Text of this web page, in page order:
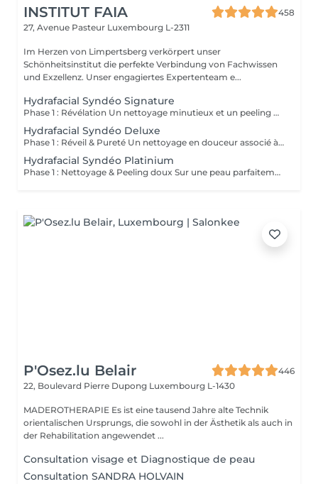
INSTITUT FAIA
458
27, Avenue Pasteur Luxembourg L-2311
Im Herzen von Limpertsberg verkörpert unser
Schönheitsinstitut die perfekte Verbindung von Fachwissen
und Exzellenz. Unser engagiertes Expertenteam e...
Hydrafacial Syndéo Signature
Phase 1 : Révélation Un nettoyage minutieux et un peeling doux libèrent la peau des impuretés, cellules mortes et excès de sébum. La peau respire à nouveau et retrouve sa douceur naturelle. Phase 2 : Purification & Hydratation La technologie brevetée Vortex-Fusion® aspire délicatement les impuretés tout en infusant des actifs hydratants puissants. Les pores sont nettoyés, la peau est fraîche, repulpée et lumineuse. Phase 3 : Régénération & Éclat Des sérums concentrés en antioxydants, peptides et acide hyaluronique réparent, protègent et revitalisent la peau. Le teint s'illumine, la texture s'affine et l'éclat est instantané. Résultat : Une peau nette, hydratée et rayonnante dès la première séance sans irritation, sans temps d'arrêt, simplement sublime.
Hydrafacial Syndéo Deluxe
Phase 1 : Réveil & Pureté Un nettoyage en douceur associé à un peeling délicat réveille l'éclat naturel de la peau, la libérant des impuretés et des cellules ternes. Phase 2 : Extraction & Hydratation La technologie brevetée Vortex-Fusion® purifie les pores tout en infusant des actifs hautement hydratants. La peau est fraîche, lisse et repulpée. Phase 3 : Régénération sur mesure Des sérums concentrés en antioxydants, peptides et acide hyaluronique régénèrent la peau tandis qu'un booster premium et la lumière LED viennent personnaliser le soin selon vos besoins spécifiques. Résultat : Une peau éclatante, détoxifiée et lumineuse dès la première séance, le glow Faia dans toute sa splendeur.
Hydrafacial Syndéo Platinium
Phase 1 : Nettoyage & Peeling doux Sur une peau parfaitement démaquillée, un nettoyage délicat élimine impuretés, excès de sébum et cellules mortes. Un peeling léger à base d'acides salicylique et glycolique désincruste les pores en profondeur et aide à prévenir les imperfections. Phase 2 : Extraction & Hydratation Grâce à la technologie brevetée Vortex-Fusion®, une aspiration douce retire points noirs et comédons tout en infusant des actifs hautement hydratants. La peau est instantanément plus nette, repulpée et éclatante. Phase 3 : Infusion, Protection & Détox Des sérums riches en antioxydants, peptides et acide hyaluronique régénèrent la peau, favorisant détoxification et rajeunissement cellulaire. Un drainage lymphatique complète le soin stimulant ainsi la circulation pour un effet détoxifiant et une peau visiblement revitalisée. Résultat : Une peau fraîche, lumineuse et parfaitement hydratée, sans rougeur, sans temps d'arrêt, simplement éclatante.
P'Osez.lu Belair
446
22, Boulevard Pierre Dupong Luxembourg L-1430
MADEROTHERAPIE Es ist eine tausend Jahre alte Technik
orientalischen Ursprungs, die sowohl in der Ästhetik als auch in
der Rehabilitation angewendet ...
Consultation visage et Diagnostique de peau
Consultation SANDRA HOLVAIN